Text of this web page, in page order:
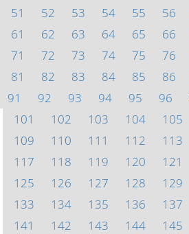
51
52 53 54 55 56
61
62 63 64 65 66
71
72 73 74 75 76
81
82 83 84 85 86
91
92 93 94 95 96
101
102 103 104 105
109
110 111 112 113
117
118 119 120 121
125
126 127 128 129
133
134 135 136 137
141
142 143 144 145